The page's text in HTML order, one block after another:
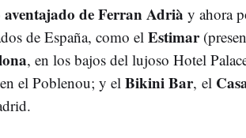
de Ferran Adrià y ahora
de España, como el Estimar
, en los bajos del lujoso Hotel
el Poblenou; y el Bikini Bar, el